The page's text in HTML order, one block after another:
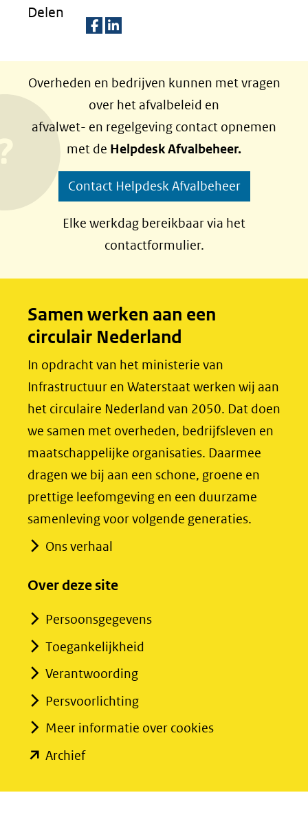
Delen
l
e
n
o
p
F
b
o
k
(opent
nieuw
naar
een
andere
website)
l
e
n
o
p
L
e
I
n
(opent
nieuw
naar
een
andere
website)
Overheden en bedrijven kunnen met vragen
over het afvalbeleid en
afvalwet- en regelgeving contact opnemen
met de Helpdesk Afvalbeheer.
Contact Helpdesk Afvalbeheer
Elke werkdag bereikbaar via het
contactformulier.
Samen werken aan een
circulair Nederland
In opdracht van het ministerie van
Infrastructuur en Waterstaat werken wij aan
het circulaire Nederland van 2050. Dat doen
we samen met overheden, bedrijfsleven en
maatschappelijke organisaties. Daarmee
dragen we bij aan een schone, groene en
prettige leefomgeving en een duurzame
samenleving voor volgende generaties.
Ons verhaal
Over deze site
Persoonsgegevens
Toegankelijkheid
Verantwoording
Persvoorlichting
Meer informatie over cookies
Archief(opent